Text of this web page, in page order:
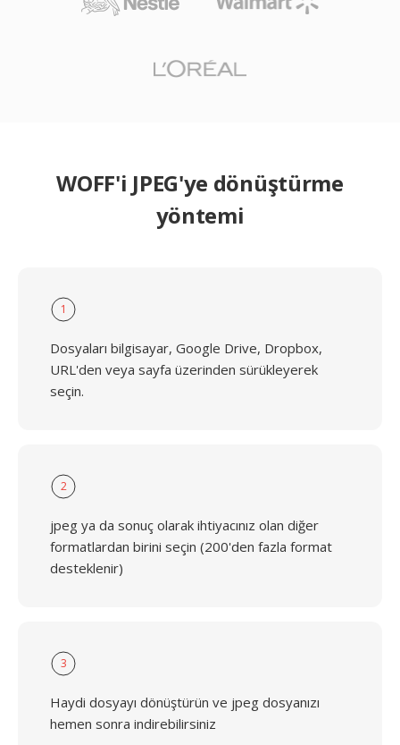
WOFF'i JPEG'ye dönüştürme
yöntemi
1
Dosyaları bilgisayar, Google Drive, Dropbox,
URL'den veya sayfa üzerinden sürükleyerek
seçin.
2
jpeg ya da sonuç olarak ihtiyacınız olan diğer
formatlardan birini seçin (200'den fazla format
desteklenir)
3
Haydi dosyayı dönüştürün ve jpeg dosyanızı
hemen sonra indirebilirsiniz